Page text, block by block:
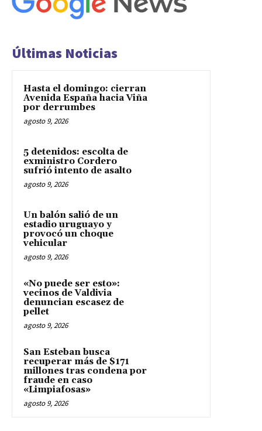
Últimas Noticias
Hasta el domingo: cierran
Avenida España hacia Viña
por derrumbes
agosto 9, 2026
5 detenidos: escolta de
exministro Cordero
sufrió intento de asalto
agosto 9, 2026
Un balón salió de un
estadio uruguayo y
provocó un choque
vehicular
agosto 9, 2026
«No puede ser esto»:
vecinos de Valdivia
denuncian escasez de
pellet
agosto 9, 2026
San Esteban busca
recuperar más de $171
millones tras condena por
fraude en caso
«Limpiafosas»
agosto 9, 2026